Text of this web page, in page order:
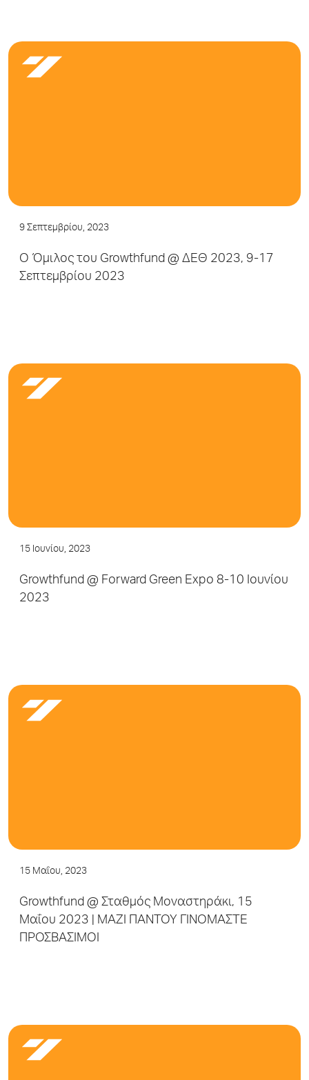
9 Σεπτεμβρίου, 2023
Ο Όμιλος του Growthfund @ ΔΕΘ 2023, 9-17
Σεπτεμβρίου 2023
15 Ιουνίου, 2023
Growthfund @ Forward Green Expo 8-10 Ιουνίου
2023
15 Μαΐου, 2023
Growthfund @ Σταθμός Μοναστηράκι, 15
Μαΐου 2023 | ΜΑΖΙ ΠΑΝΤΟΥ ΓΙΝΟΜΑΣΤΕ
ΠΡΟΣΒΑΣΙΜΟΙ